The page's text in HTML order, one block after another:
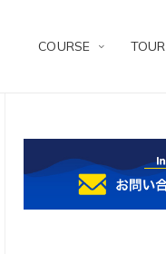
COURSE TOUR